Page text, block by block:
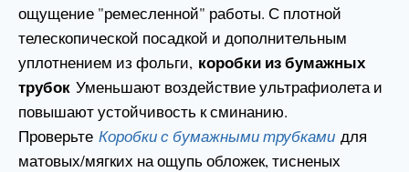
ощущение "ремесленной" работы. С плотной
телескопической посадкой и дополнительным
уплотнением из фольги, коробки из бумажных
трубок Уменьшают воздействие ультрафиолета и
повышают устойчивость к сминанию.
Проверьте Коробки с бумажными трубками для
матовых/мягких на ощупь обложек, тисненых